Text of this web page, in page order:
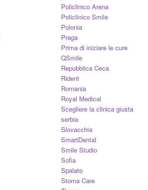
Policlinico Arena
Policlinico Smile
Polonia
Praga
Prima di iniziare le cure
QSmile
Repubblica Ceca
Rident
Romania
Royal Medical
Scegliere la clinica giusta
serbia
Slovacchia
SmartDental
Smile Studio
Sofia
Spalato
Stoma Care